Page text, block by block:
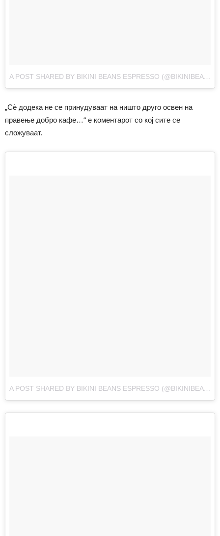
A POST SHARED BY BIKINI BEANS ESPRESSO (@BIKINIBEANSESPRESSO)
„Сè додека не се принудуваат на ништо друго освен на
правење добро кафе…“ е коментарот со кој сите се
сложуваат.
A POST SHARED BY BIKINI BEANS ESPRESSO (@BIKINIBEANSESPRESSO)